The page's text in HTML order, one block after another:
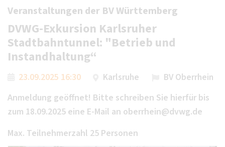
Veranstaltungen der BV Württemberg
DVWG-Exkursion Karlsruher
Stadtbahntunnel: "Betrieb und
Instandhaltung“
23.09.2025 16:30 Karlsruhe
BV Oberrhein
Anmeldung geöffnet! Bitte schreiben Sie hierfür bis
zum 18.09.2025 eine E-Mail an oberrhein@dvwg.de
Max. Teilnehmerzahl 25 Personen